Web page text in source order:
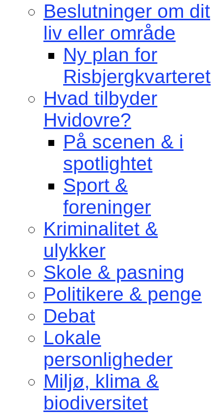
Beslutninger om dit
liv eller område
Ny plan for
Risbjergkvarteret
Hvad tilbyder
Hvidovre?
På scenen & i
spotlightet
Sport &
foreninger
Kriminalitet &
ulykker
Skole & pasning
Politikere & penge
Debat
Lokale
personligheder
Miljø, klima &
biodiversitet